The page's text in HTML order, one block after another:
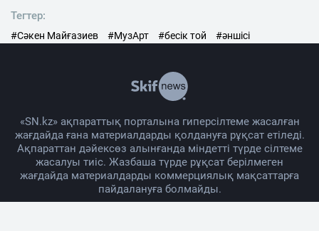
Тегтер:
#Сәкен Майғазиев #МузАрт #бесік той #әншісі
«SN.kz» ақпараттық порталына гиперсілтеме жасалған
жағдайда ғана материалдарды қолдануға рұқсат етіледі.
Ақпараттан дәйексөз алынғанда міндетті түрде сілтеме
жасалуы тиіс. Жазбаша түрде рұқсат берілмеген
жағдайда материалдарды коммерциялық мақсаттарға
пайдалануға болмайды.